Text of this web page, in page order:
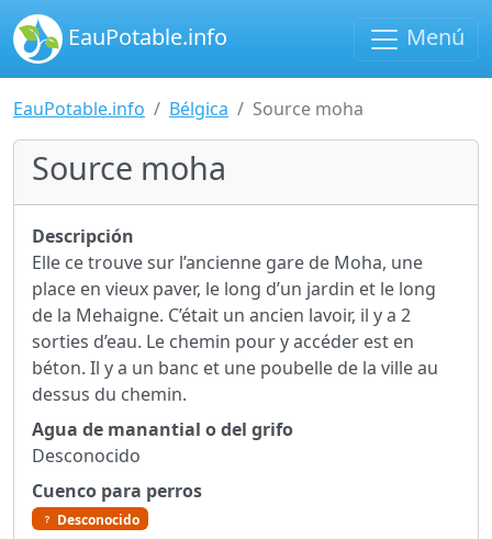
EauPotable.info Menú
EauPotable.info Bélgica Source moha
Source moha
Descripción
Elle ce trouve sur l’ancienne gare de Moha, une
place en vieux paver, le long d’un jardin et le long
de la Mehaigne. C’était un ancien lavoir, il y a 2
sorties d’eau. Le chemin pour y accéder est en
béton. Il y a un banc et une poubelle de la ville au
dessus du chemin.
Agua de manantial o del grifo
Desconocido
Cuenco para perros
Desconocido